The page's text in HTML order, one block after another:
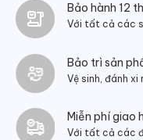
Bảo hành 12
Với tất cả các
Bảo trì sản
Vệ sinh, đánh
Miễn phí giao
Với tất cả các